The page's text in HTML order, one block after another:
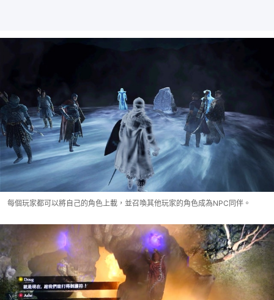
每個玩家都可以將自己的角色上載，並召喚其他玩家的角色成為NPC同伴。